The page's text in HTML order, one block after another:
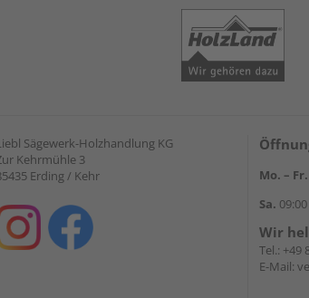
Sägewerk-Holzhandlung KG
Kehrmühle 3
Erding / Kehr
Mo. – Fr.
Sa.
Wir
Tel.: +49
E-Mail: